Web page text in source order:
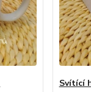
Svítící